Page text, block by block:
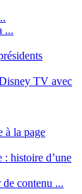
...
TV avec
à la page
histoire d’une
contenu ...